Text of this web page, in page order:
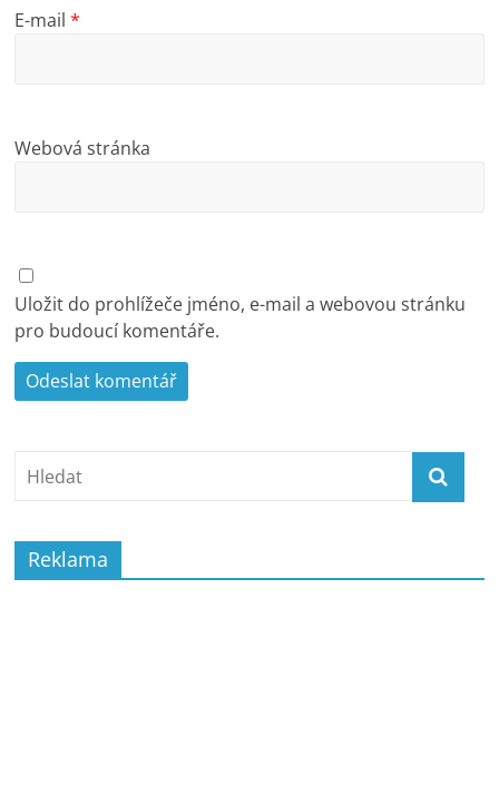
E-mail*
Webová stránka
Uložit do prohlížeče jméno, e-mail a webovou stránku
pro budoucí komentáře.
Reklama